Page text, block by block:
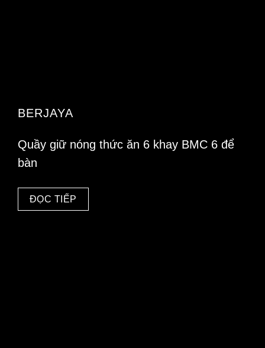
BERJAYA
Quầy giữ nóng thức ăn 6 khay BMC 6 để
bàn
ĐỌC TIẾP